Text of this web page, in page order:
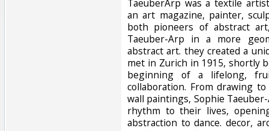
TaeuberArp was a textile
an art magazine, painter,
both pioneers of abstract
Taeuber-Arp in a more
abstract art. they created a
met in Zurich in 1915, shortly
beginning of a lifelong,
collaboration. From drawing
wall paintings, Sophie
rhythm to their lives,
abstraction to dance. decor,